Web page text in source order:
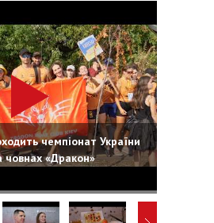
чемпіонат України
човнах «Дракон»